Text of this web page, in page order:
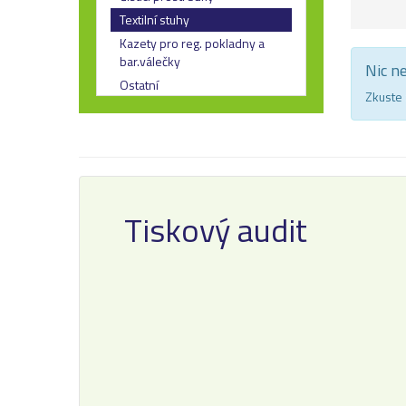
Textilní stuhy
Kazety pro reg. pokladny a
bar.válečky
Ostatní
Nic
Tiskový audit